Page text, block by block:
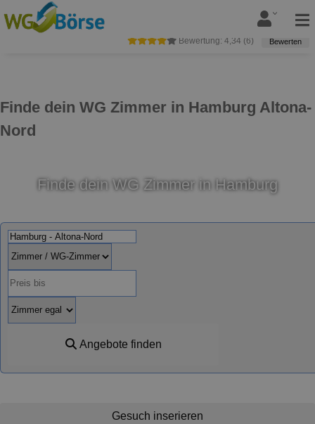
Finde dein WG Zimmer in Hamburg Altona-
Nord
Bewertung: 4,34 (6) Bewerten
Finde dein WG Zimmer in Hamburg
Angebote finden
Gesuch inserieren